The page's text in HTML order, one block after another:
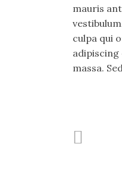
mauris
culpa qui
massa.